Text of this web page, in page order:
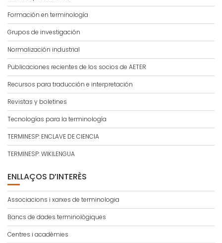
Formación en terminología
Grupos de investigación
Normalización industrial
Publicaciones recientes de los socios de AETER
Recursos para traducción e interpretación
Revistas y boletines
Tecnologías para la terminología
TERMINESP: ENCLAVE DE CIENCIA
TERMINESP: WIKILENGUA
ENLLAÇOS D’INTERÈS
Associacions i xarxes de terminologia
Bancs de dades terminològiques
Centres i acadèmies